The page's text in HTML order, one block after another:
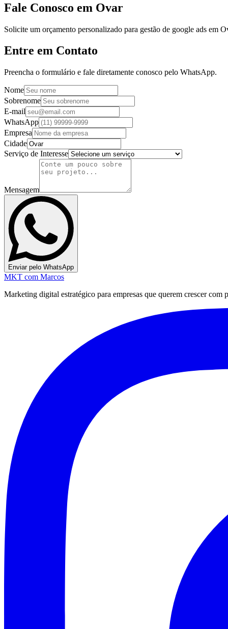
Fale Conosco em Ovar
Solicite um orçamento personalizado para gestão de google ads em
Entre em Contato
Preencha o formulário e fale diretamente conosco pelo WhatsApp.
Nome
Sobrenome
E-mail
WhatsApp
Empresa
Cidade
Serviço de Interesse
Mensagem
Enviar pelo WhatsApp
MKT com Marcos
Marketing digital estratégico para empresas que querem crescer com